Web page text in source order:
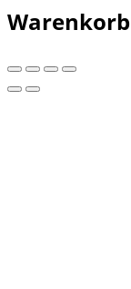
Warenkorb